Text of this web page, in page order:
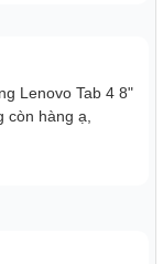
trong cùng
Lenovo Tab 4 8"
còn hàng ạ,